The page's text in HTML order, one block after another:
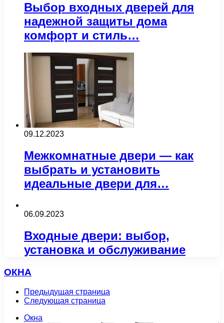
Выбор входных дверей для
надежной защиты дома
комфорт и стиль…
09.12.2023
Межкомнатные двери — как
выбрать и установить
идеальные двери для…
06.09.2023
Входные двери: выбор,
установка и обслуживание
ОКНА
Предыдущая страница
Следующая страница
Окна